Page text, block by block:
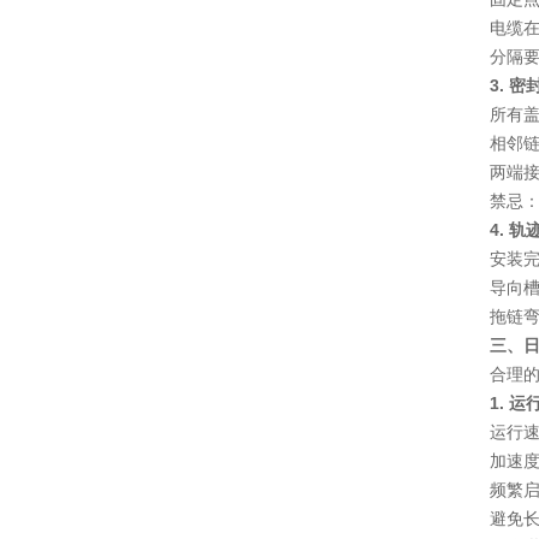
电缆
分隔
3. 密
所有
相邻
两端
禁忌
4. 轨
安装
导向
拖链
三、
合理
1. 运
运行
加速
频繁
避免